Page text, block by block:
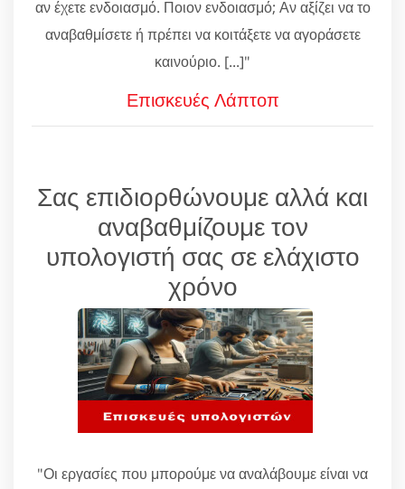
αν έχετε ενδοιασμό. Ποιον ενδοιασμό; Αν αξίζει να το
αναβαθμίσετε ή πρέπει να κοιτάξετε να αγοράσετε
καινούριο. [...]"
Επισκευές Λάπτοπ
Σας επιδιορθώνουμε αλλά και
αναβαθμίζουμε τον
υπολογιστή σας σε ελάχιστο
χρόνο
"Οι εργασίες που μπορούμε να αναλάβουμε είναι να